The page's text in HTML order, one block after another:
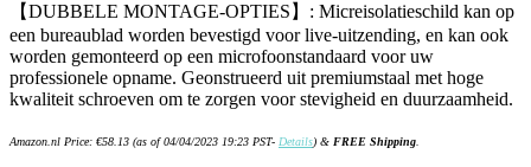
【DUBBELE MONTAGE-OPTIES】: Micreisolatieschild kan op
een bureaublad worden bevestigd voor live-uitzending, en kan ook
worden gemonteerd op een microfoonstandaard voor uw
professionele opname. Geonstrueerd uit premiumstaal met hoge
kwaliteit schroeven om te zorgen voor stevigheid en duurzaamheid.
Amazon.nl Price: €58.13 (as of 04/04/2023 19:23 PST- Details) & FREE Shipping